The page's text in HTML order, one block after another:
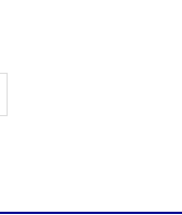
par email